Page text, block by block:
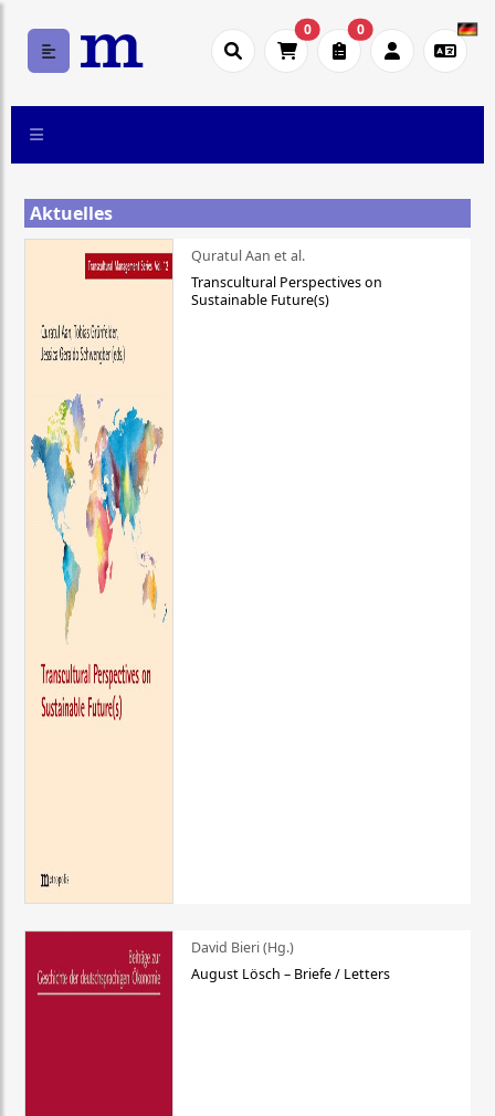
0 0
Aktuelles
Quratul Aan et al.
Transcultural Perspectives on
Sustainable Future(s)
David Bieri (Hg.)
August Lösch – Briefe / Letters